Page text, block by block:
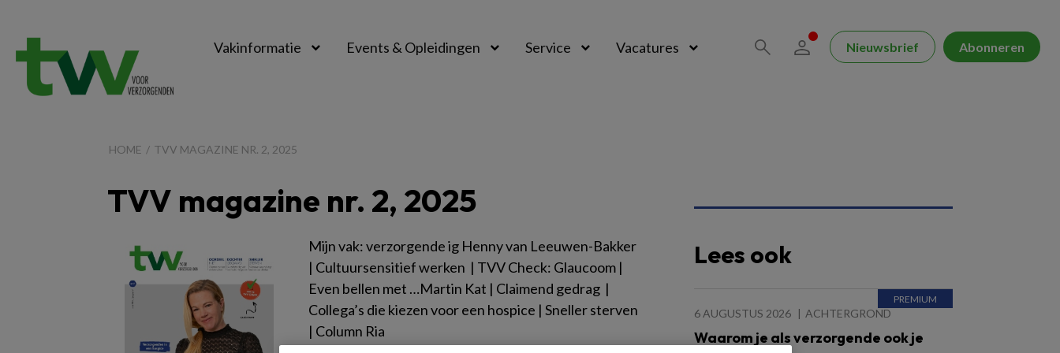
Vakinformatie Events & Opleidingen Service Vacatures Nieuwsbrief Abonneren
HOME TVV MAGAZINE NR. 2, 2025
TVV magazine nr. 2, 2025
Mijn vak: verzorgende ig Henny van Leeuwen-Bakker
| Cultuursensitief werken | TVV Check: Glaucoom |
Even bellen met …Martin Kat | Claimend gedrag |
Collega’s die kiezen voor een hospice | Sneller sterven
| Column Ria
Lees ook
6 AUGUSTUS 2026 ACHTERGROND
Waarom je als verzorgende ook je